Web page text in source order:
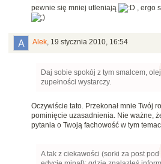
pewnie się mniej utleniają
, ergo
Alek, 19 stycznia 2010, 16:54
Daj sobie spokój z tym smalcem,
zupełności wystarczy.
Oczywiście tato. Przekonał mnie Twój
pominięcie uzasadnienia. Nie ważne,
pytania o Twoją fachowość w tym
A tak z ciekawości (sorki za post